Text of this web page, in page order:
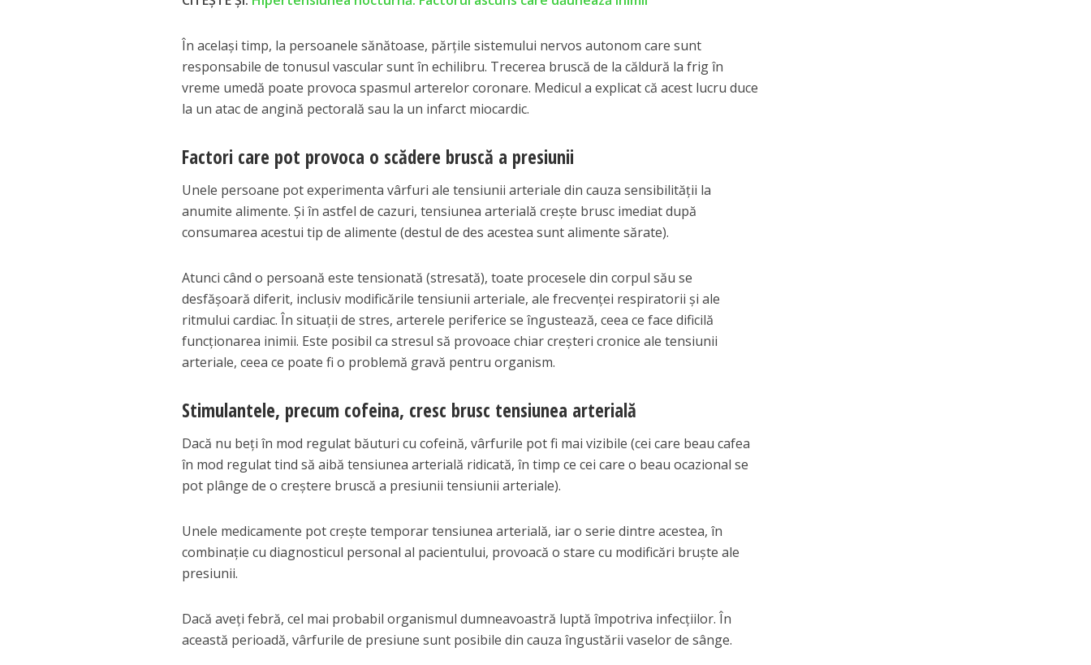
În același timp, la persoanele sănătoase, părțile sistemului nervos autonom care sunt
responsabile de tonusul vascular sunt în echilibru. Trecerea bruscă de la căldură la frig în
vreme umedă poate provoca spasmul arterelor coronare. Medicul a explicat că acest lucru duce
la un atac de angină pectorală sau la un infarct miocardic.
Factori care pot provoca o scădere bruscă a presiunii
Unele persoane pot experimenta vârfuri ale tensiunii arteriale din cauza sensibilității la
anumite alimente. Și în astfel de cazuri, tensiunea arterială crește brusc imediat după
consumarea acestui tip de alimente (destul de des acestea sunt alimente sărate).
Atunci când o persoană este tensionată (stresată), toate procesele din corpul său se
desfășoară diferit, inclusiv modificările tensiunii arteriale, ale frecvenței respiratorii și ale
ritmului cardiac. În situații de stres, arterele periferice se îngustează, ceea ce face dificilă
funcționarea inimii. Este posibil ca stresul să provoace chiar creșteri cronice ale tensiunii
arteriale, ceea ce poate fi o problemă gravă pentru organism.
Stimulantele, precum cofeina, cresc brusc tensiunea arterială
Dacă nu beți în mod regulat băuturi cu cofeină, vârfurile pot fi mai vizibile (cei care beau cafea
în mod regulat tind să aibă tensiunea arterială ridicată, în timp ce cei care o beau ocazional se
pot plânge de o creștere bruscă a presiunii tensiunii arteriale).
Unele medicamente pot crește temporar tensiunea arterială, iar o serie dintre acestea, în
combinație cu diagnosticul personal al pacientului, provoacă o stare cu modificări bruște ale
presiunii.
Dacă aveți febră, cel mai probabil organismul dumneavoastră luptă împotriva infecțiilor. În
această perioadă, vârfurile de presiune sunt posibile din cauza îngustării vaselor de sânge.